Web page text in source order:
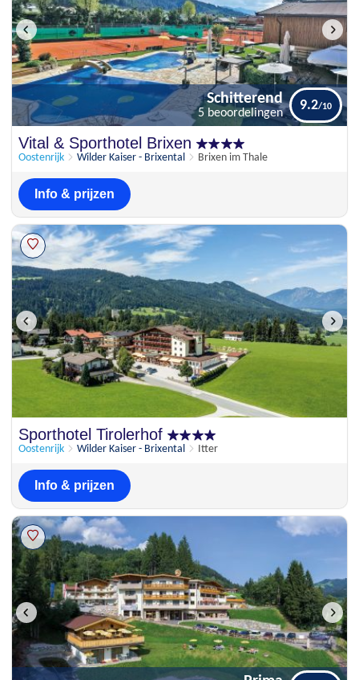
Schitterend
5 beoordelingen
Vital & Sporthotel Brixen
Oostenrijk Wilder Kaiser - Brixental Brixen im Thale
Schitterend
5 beoordelingen
9.2
Info & prijzen
Sporthotel Tirolerhof
Oostenrijk Wilder Kaiser - Brixental Itter
Info & prijzen